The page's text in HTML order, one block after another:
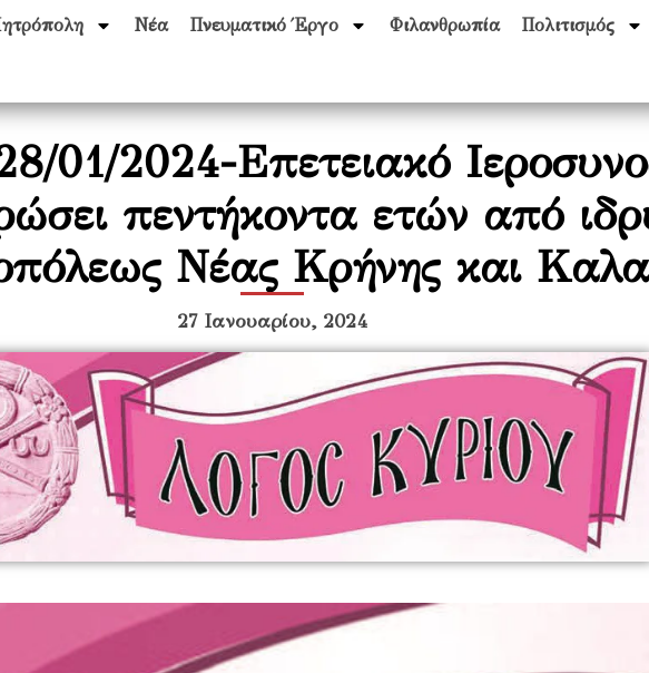
Νέα Πνευματικό Έργο Φιλανθρωπία Πολιτισμός
01/2024-Επετειακό
πεντήκοντα ετών από
Νέας Κρήνης και
27 Ιανουαρίου, 2024